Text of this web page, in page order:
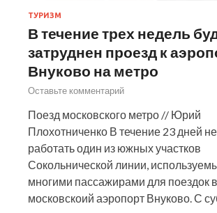
ТУРИЗМ
В течение трех недель
затруднен проезд к
Внуково на метро
Оставьте комментарий
Поезд московского метро // Юрий
Плохотниченко В течение 23 дней
работать один из южных участков
Сокольнической линии,
многими пассажирами для поездок в
московскоий аэропорт Внуково. С